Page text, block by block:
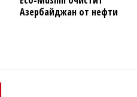
Азербайджан от нефти